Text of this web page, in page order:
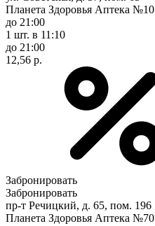
Планета Здоровья Аптека №10
до 21:00
1 шт. в 11:10
до 21:00
12,56 р.
Забронировать
Забронировать
пр-т Речицкий, д. 65, пом. 196
Планета Здоровья Аптека №70